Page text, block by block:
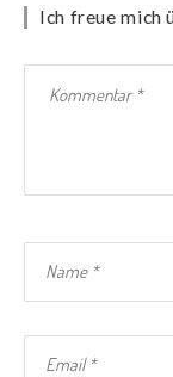
Ich freue mich